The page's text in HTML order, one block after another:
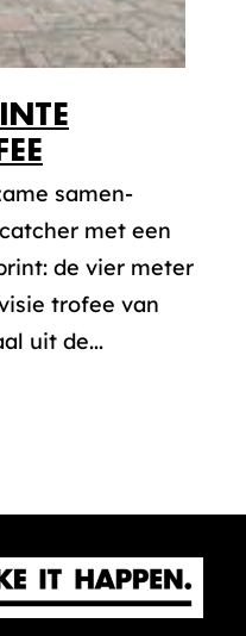
samen-
met een
de vier meter
trofee van
uit de...